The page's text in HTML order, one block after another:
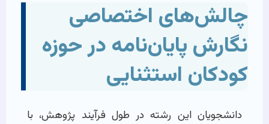
چالش‌های اختصاصی
نگارش پایان‌نامه در حوزه
کودکان استثنایی
دانشجویان این رشته در طول فرآیند پژوهش، با